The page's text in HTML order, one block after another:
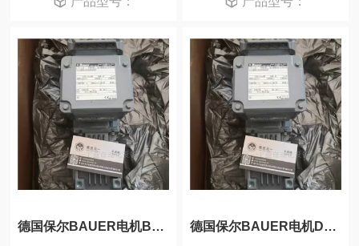
德国保尔BAUER电机BG04-31/DU04LA4/C2-SP 德国保尔BAUER电机DNF09SA4/C1-SP